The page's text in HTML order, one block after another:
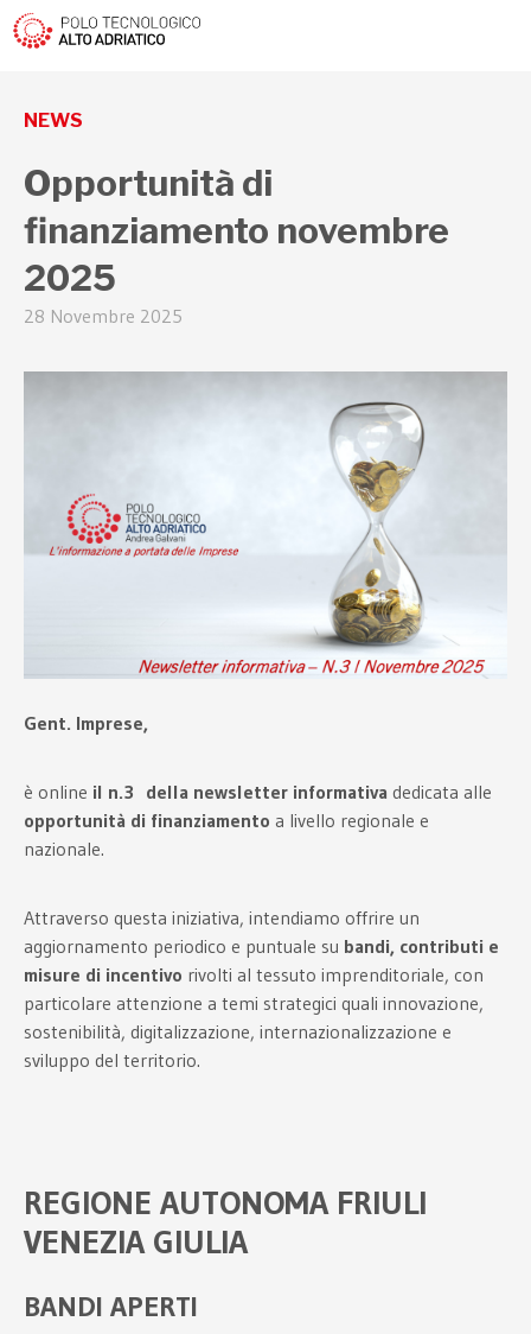
torna indietro
NEWS
Opportunità di
finanziamento novembre
2025
28 Novembre 2025
Gent. Imprese,
è online il n.3 della newsletter informativa dedicata alle
opportunità di finanziamento a livello regionale e
nazionale.
Attraverso questa iniziativa, intendiamo offrire un
aggiornamento periodico e puntuale su bandi, contributi e
misure di incentivo rivolti al tessuto imprenditoriale, con
particolare attenzione a temi strategici quali innovazione,
sostenibilità, digitalizzazione, internazionalizzazione e
sviluppo del territorio.
REGIONE AUTONOMA FRIULI
VENEZIA GIULIA
BANDI APERTI